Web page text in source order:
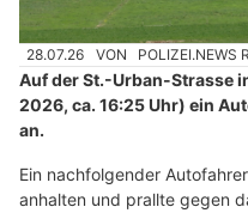
28.07.26 VON POLIZEI.NEWS
Auf der St.-Urban-Strasse
2026, ca. 16:25 Uhr) ein
an.
Ein nachfolgender
anhalten und prallte gegen